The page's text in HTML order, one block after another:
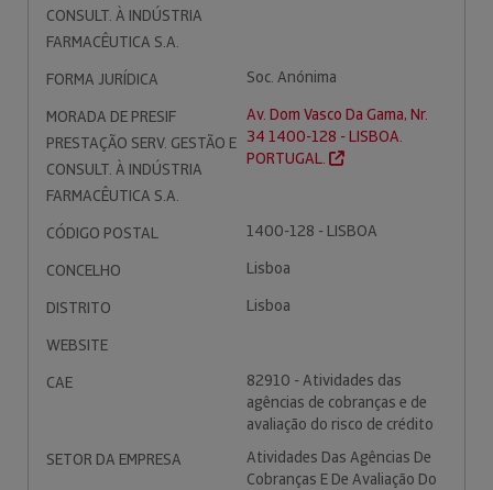
CONSULT. À INDÚSTRIA
FARMACÊUTICA S.A.
FORMA JURÍDICA
Soc. Anónima
MORADA DE PRESIF
PRESTAÇÃO SERV. GESTÃO E
CONSULT. À INDÚSTRIA
FARMACÊUTICA S.A.
Av. Dom Vasco Da Gama, Nr.
34 1400-128 - LISBOA.
PORTUGAL.
CÓDIGO POSTAL
1400-128 - LISBOA
CONCELHO
Lisboa
DISTRITO
Lisboa
WEBSITE
CAE
82910 - Atividades das
agências de cobranças e de
avaliação do risco de crédito
SETOR DA EMPRESA
Atividades Das Agências De
Cobranças E De Avaliação Do